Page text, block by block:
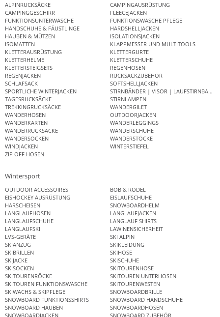
ALPINRUCKSÄCKE
CAMPINGAUSRÜSTUNG
CAMPINGGESCHIRR
FLEECEJACKEN
FUNKTIONSUNTERWÄSCHE
FUNKTIONSWÄSCHE PFLEGE
HANDSCHUHE & FÄUSTLINGE
HARDSHELLJACKEN
HAUBEN & MÜTZEN
ISOLATIONSJACKEN
ISOMATTEN
KLAPPMESSER UND MULTITOOLS
KLETTERAUSRÜSTUNG
KLETTERGURTE
KLETTERHELME
KLETTERSCHUHE
KLETTERSTEIGSETS
REGENHOSEN
REGENJACKEN
RUCKSACKZUBEHÖR
SCHLAFSACK
SOFTSHELLJACKEN
SPORTLICHE WINTERJACKEN
STIRNBÄNDER | VISOR | LAUFSTIRNBAND
TAGESRUCKSÄCKE
STIRNLAMPEN
TREKKINGRUCKSÄCKE
WANDERGILET
WANDERHOSEN
OUTDOORJACKEN
WANDERKARTEN
WANDERLEGGINGS
WANDERRUCKSÄCKE
WANDERSCHUHE
WANDERSOCKEN
WANDERSTÖCKE
WINDJACKEN
WINTERSTIEFEL
ZIP OFF HOSEN
Wintersport
OUTDOOR ACCESSOIRES
BOB & RODEL
EISHOCKEY AUSRÜSTUNG
EISLAUFSCHUHE
HARSCHEISEN
SNOWBOARDHELM
LANGLAUFHOSEN
LANGLAUFJACKEN
LANGLAUFSCHUHE
LANGLAUF SHIRTS
LANGLAUFSKI
LAWINENSICHERHEIT
LVS-GERÄTE
SKI ALPIN
SKIANZUG
SKIKLEIDUNG
SKIBRILLEN
SKIHOSE
SKIJACKE
SKISCHUHE
SKISOCKEN
SKITOURENHOSE
SKITOURENRÖCKE
SKITOUREN UNTERHOSEN
SKITOUREN FUNKTIONSWÄSCHE
SKITOURENWESTEN
SKIWACHS & SKIPFLEGE
SNOWBOARDBRILLE
SNOWBOARD FUNKTIONSSHIRTS
SNOWBOARD HANDSCHUHE
SNOWBOARD HAUBEN
SNOWBOARDHOSEN
SNOWBOARDJACKEN
SNOWBOARD ZUBEHÖR